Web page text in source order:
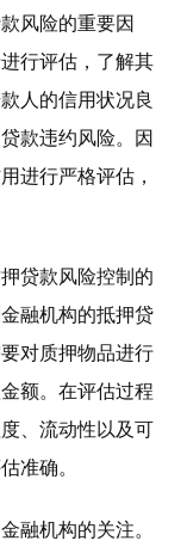
风险的重要因
行评估，了解其
人的信用状况良
款违约风险。因
进行严格评估，
贷款风险控制的
融机构的抵押贷
对质押物品进行
额。在评估过程
、流动性以及可
准确。
融机构的关注。